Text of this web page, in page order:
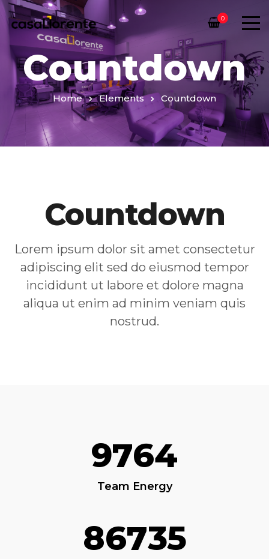
0
Countdown
Home Elements Countdown
Countdown
Lorem ipsum dolor sit amet consectetur
adipiscing elit sed do eiusmod tempor
incididunt ut labore et dolore magna
aliqua ut enim ad minim veniam quis
nostrud.
9764
Team Energy
86735